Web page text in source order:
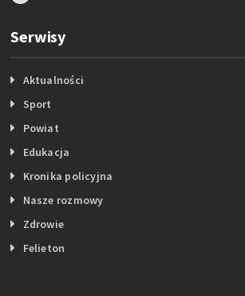
Serwisy
Aktualności
Sport
Powiat
Edukacja
Kronika policyjna
Nasze rozmowy
Zdrowie
Felieton